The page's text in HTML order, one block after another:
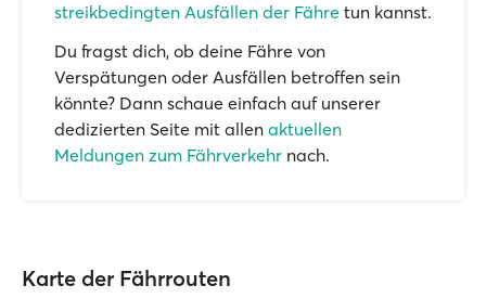
streikbedingten Ausfällen der Fähre tun kannst.
Du fragst dich, ob deine Fähre von
Verspätungen oder Ausfällen betroffen sein
könnte? Dann schaue einfach auf unserer
dedizierten Seite mit allen aktuellen
Meldungen zum Fährverkehr nach.
Karte der Fährrouten